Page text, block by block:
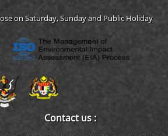
on Saturday, Sunday and Public Holiday
Contact us :